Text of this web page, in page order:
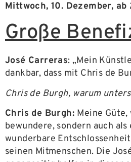
Mittwoch, 10. Dezember,
Große
José Carreras: „Mein
dankbar, dass mit Chris de
Chris de Burgh, warum
Chris de Burgh: Meine
bewundere, sondern auch
wunderbare
seinen Mitmenschen. Die